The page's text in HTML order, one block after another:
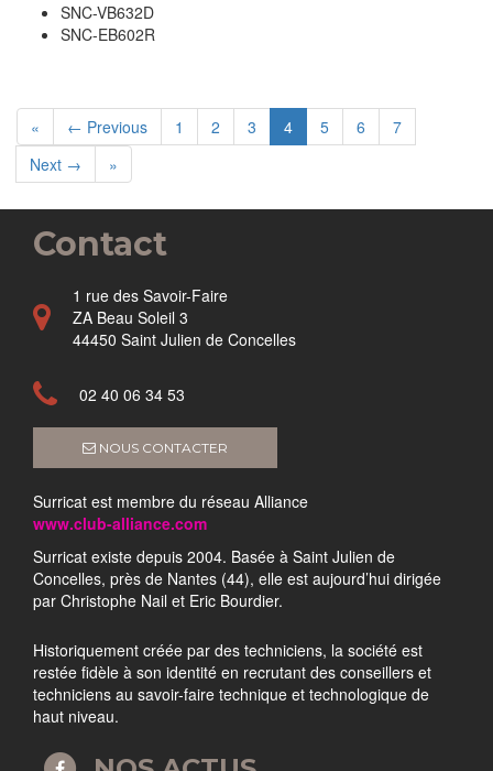
SNC-VB632D
SNC-EB602R
« ← Previous 1 2 3 4 5 6
7
Next →
»
Contact
1 rue des Savoir-Faire
ZA Beau Soleil 3
44450 Saint Julien de Concelles
02 40 06 34 53
NOUS CONTACTER
Surricat est membre du réseau Alliance
www.club-alliance.com
Surricat existe depuis 2004. Basée à Saint Julien de
Concelles, près de Nantes (44), elle est aujourd’hui dirigée
par Christophe Nail et Eric Bourdier.
Historiquement créée par des techniciens, la société est
restée fidèle à son identité en recrutant des conseillers et
techniciens au savoir-faire technique et technologique de
haut niveau.